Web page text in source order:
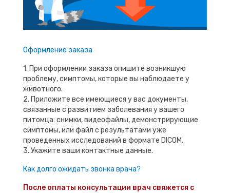
Оформление заказа
1. При оформлении заказа опишите возникшую
проблему, симптомы, которые вы наблюдаете у
животного.
2. Приложите все имеющиеся у вас документы,
связанные с развитием заболевания у вашего
питомца: снимки, видеофайлы, демонстрирующие
симптомы, или файл с результатами уже
проведенных исследований в формате DICOM.
3. Укажите ваши контактные данные.
Как долго ожидать звонка врача?
После оплаты консультации врач свяжется с